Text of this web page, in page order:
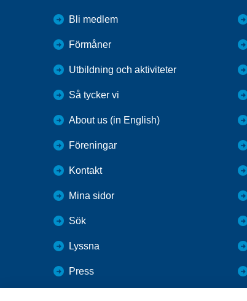
Bli medlem
Förmåner
Utbildning och aktiviteter
Så tycker vi
About us (in English)
Föreningar
Kontakt
Mina sidor
Sök
Lyssna
Press